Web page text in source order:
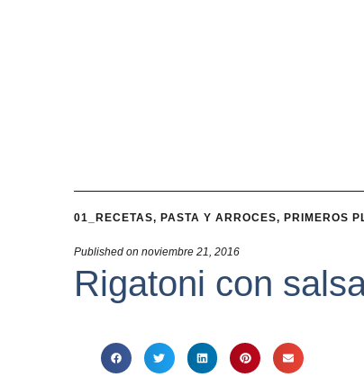
01_RECETAS, PASTA Y ARROCES, PRIMEROS
Published on noviembre 21, 2016
Rigatoni con